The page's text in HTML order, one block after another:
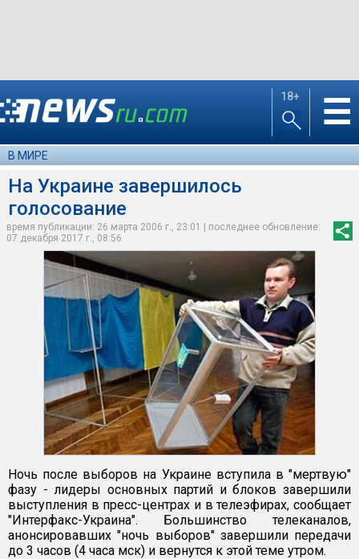
18+ ☰
В МИРЕ
На Украине завершилось
голосование
время публикации: 26 марта 2006 г., 23:01 | последнее обновление:
07 декабря 2017 г., 08:56
Ночь после выборов на Украине вступила в "мертвую"
фазу - лидеры основных партий и блоков завершили
выступления в пресс-центрах и в телеэфирах, сообщает
"Интерфакс-Украина". Большинство телеканалов,
анонсировавших "ночь выборов" завершили передачи
до 3 часов (4 часа мск) и вернутся к этой теме утром.